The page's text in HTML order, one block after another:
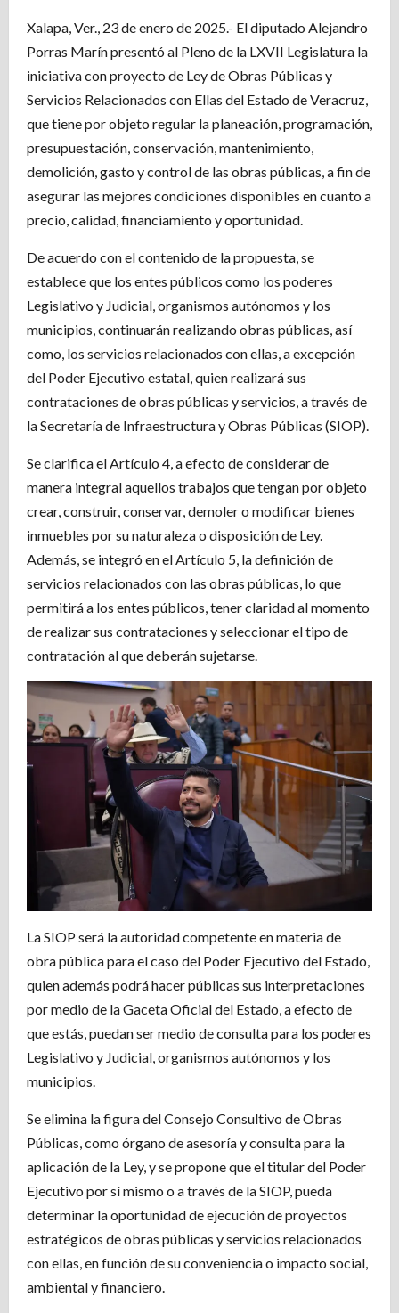
Xalapa, Ver., 23 de enero de 2025.- El diputado Alejandro
Porras Marín presentó al Pleno de la LXVII Legislatura la
iniciativa con proyecto de Ley de Obras Públicas y
Servicios Relacionados con Ellas del Estado de Veracruz,
que tiene por objeto regular la planeación, programación,
presupuestación, conservación, mantenimiento,
demolición, gasto y control de las obras públicas, a fin de
asegurar las mejores condiciones disponibles en cuanto a
precio, calidad, financiamiento y oportunidad.
De acuerdo con el contenido de la propuesta, se
establece que los entes públicos como los poderes
Legislativo y Judicial, organismos autónomos y los
municipios, continuarán realizando obras públicas, así
como, los servicios relacionados con ellas, a excepción
del Poder Ejecutivo estatal, quien realizará sus
contrataciones de obras públicas y servicios, a través de
la Secretaría de Infraestructura y Obras Públicas (SIOP).
Se clarifica el Artículo 4, a efecto de considerar de
manera integral aquellos trabajos que tengan por objeto
crear, construir, conservar, demoler o modificar bienes
inmuebles por su naturaleza o disposición de Ley.
Además, se integró en el Artículo 5, la definición de
servicios relacionados con las obras públicas, lo que
permitirá a los entes públicos, tener claridad al momento
de realizar sus contrataciones y seleccionar el tipo de
contratación al que deberán sujetarse.
La SIOP será la autoridad competente en materia de
obra pública para el caso del Poder Ejecutivo del Estado,
quien además podrá hacer públicas sus interpretaciones
por medio de la Gaceta Oficial del Estado, a efecto de
que estás, puedan ser medio de consulta para los poderes
Legislativo y Judicial, organismos autónomos y los
municipios.
Se elimina la figura del Consejo Consultivo de Obras
Públicas, como órgano de asesoría y consulta para la
aplicación de la Ley, y se propone que el titular del Poder
Ejecutivo por sí mismo o a través de la SIOP, pueda
determinar la oportunidad de ejecución de proyectos
estratégicos de obras públicas y servicios relacionados
con ellas, en función de su conveniencia o impacto social,
ambiental y financiero.